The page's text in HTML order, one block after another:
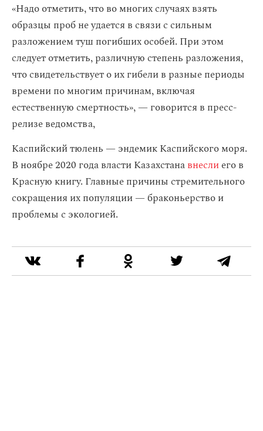
«Надо отметить, что во многих случаях взять
образцы проб не удается в связи с сильным
разложением туш погибших особей. При этом
следует отметить, различную степень разложения,
что свидетельствует о их гибели в разные периоды
времени по многим причинам, включая
естественную смертность», — говорится в пресс-
релизе ведомства,
Каспийский тюлень — эндемик Каспийского моря.
В ноябре 2020 года власти Казахстанавнеслиего в
Красную книгу. Главные причины стремительного
сокращения их популяции — браконьерство и
проблемы с экологией.